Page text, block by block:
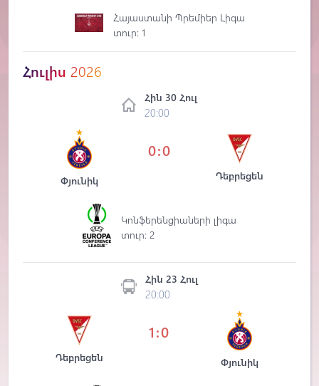
Հայաստանի Պրեմիեր Լիգա
տուր: 1
Հուլիս 2026
Հին 30 Հուլ
20:00
Փյունիկ
0:0
Դեբրեցեն
Կոնֆերենցիաների լիգա
տուր: 2
Հին 23 Հուլ
20:00
Դեբրեցեն
1:0
Փյունիկ